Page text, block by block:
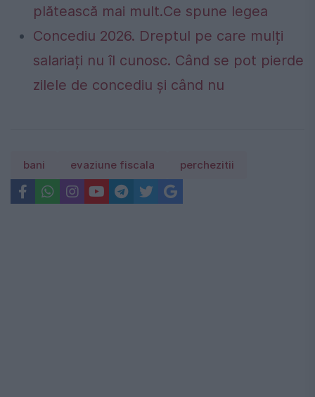
plătească mai mult.Ce spune legea
Concediu 2026. Dreptul pe care mulți
salariați nu îl cunosc. Când se pot pierde
zilele de concediu și când nu
bani evaziune fiscala perchezitii